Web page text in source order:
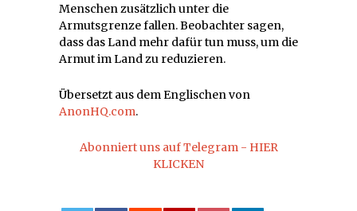
Menschen zusätzlich unter die
Armutsgrenze fallen. Beobachter sagen,
dass das Land mehr dafür tun muss, um die
Armut im Land zu reduzieren.
Übersetzt aus dem Englischen von
AnonHQ.com.
Abonniert uns auf Telegram - HIER
KLICKEN